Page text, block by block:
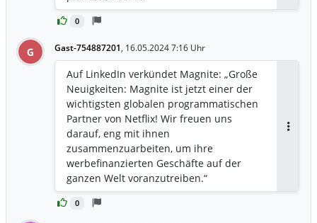
0
G Gast-754887201, 16.05.2024 7:16 Uhr
0
Auf LinkedIn verkündet Magnite: „Große
Neuigkeiten: Magnite ist jetzt einer der
wichtigsten globalen programmatischen
Partner von Netflix! Wir freuen uns
darauf, eng mit ihnen
zusammenzuarbeiten, um ihre
werbefinanzierten Geschäfte auf der
ganzen Welt voranzutreiben.“
(Übersetzung)